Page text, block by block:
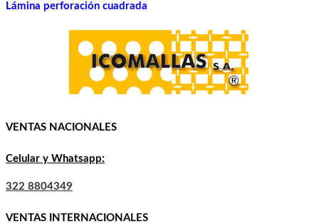
Lámina perforación cuadrada
VENTAS NACIONALES
Celular y Whatsapp:
322 8804349
VENTAS INTERNACIONALES